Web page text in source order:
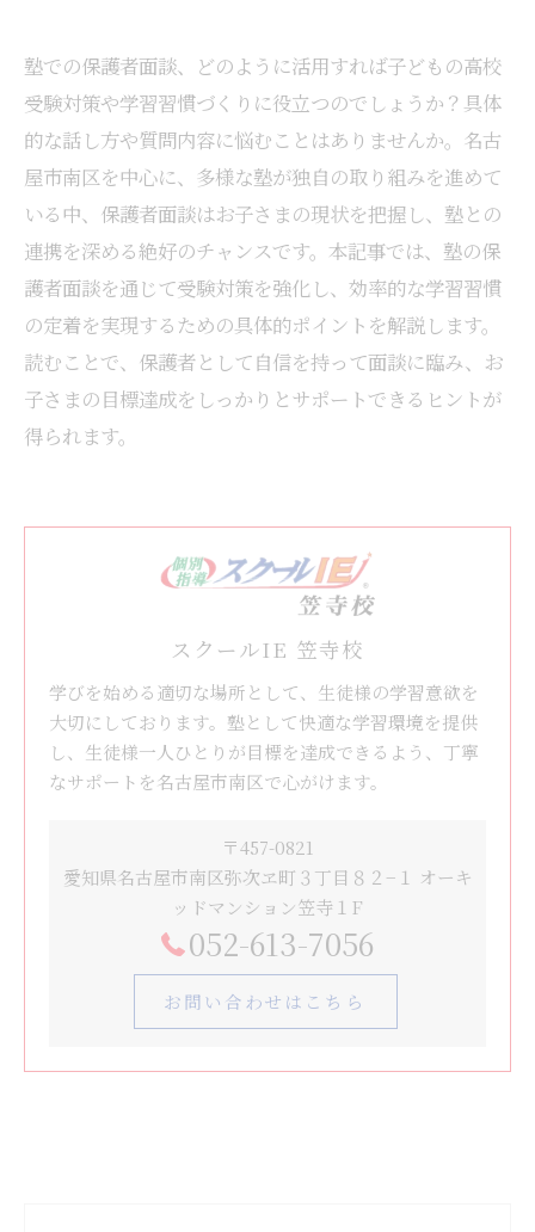
塾での保護者面談、どのように活用すれば子どもの高校
受験対策や学習習慣づくりに役立つのでしょうか？具体
的な話し方や質問内容に悩むことはありませんか。名古
屋市南区を中心に、多様な塾が独自の取り組みを進めて
いる中、保護者面談はお子さまの現状を把握し、塾との
連携を深める絶好のチャンスです。本記事では、塾の保
護者面談を通じて受験対策を強化し、効率的な学習習慣
の定着を実現するための具体的ポイントを解説します。
読むことで、保護者として自信を持って面談に臨み、お
子さまの目標達成をしっかりとサポートできるヒントが
得られます。
スクールIE 笠寺校
学びを始める適切な場所として、生徒様の学習意欲を
大切にしております。塾として快適な学習環境を提供
し、生徒様一人ひとりが目標を達成できるよう、丁寧
なサポートを名古屋市南区で心がけます。
〒457-0821
愛知県名古屋市南区弥次ヱ町３丁目８２−１ オーキ
ッドマンション笠寺１F
052-613-7056
お問い合わせはこちら